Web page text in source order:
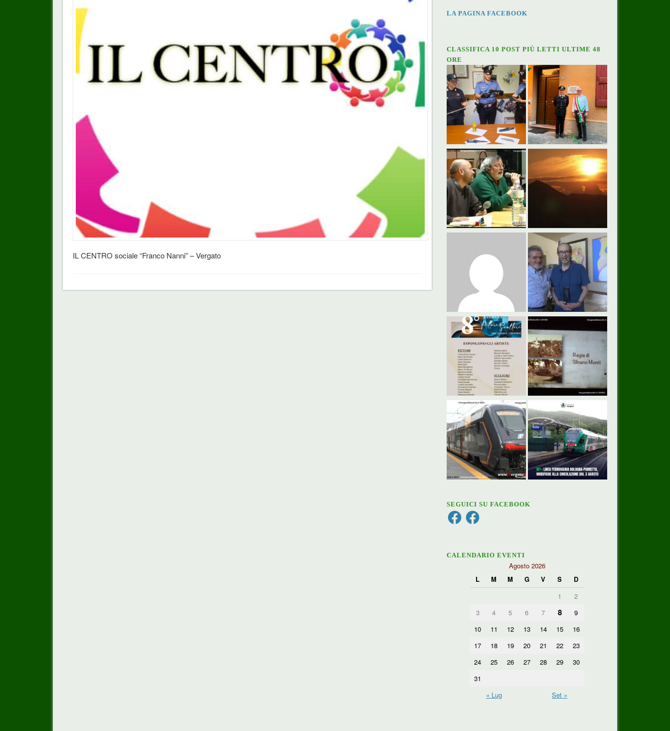
IL CENTRO sociale “Franco Nanni” – Vergato
LA PAGINA FACEBOOK
CLASSIFICA 10 POST PIÙ LETTI ULTIME 48
ORE
SEGUICI SU FACEBOOK
FacebookFacebook
CALENDARIO EVENTI
Agosto 2026
L
M M G V S
D
1
2
3
4 5 6 7 8
9
10
11 12 13 14 15
16
17
18 19 20 21 22
23
24
25 26 27 28 29
30
31
« Lug
Set »